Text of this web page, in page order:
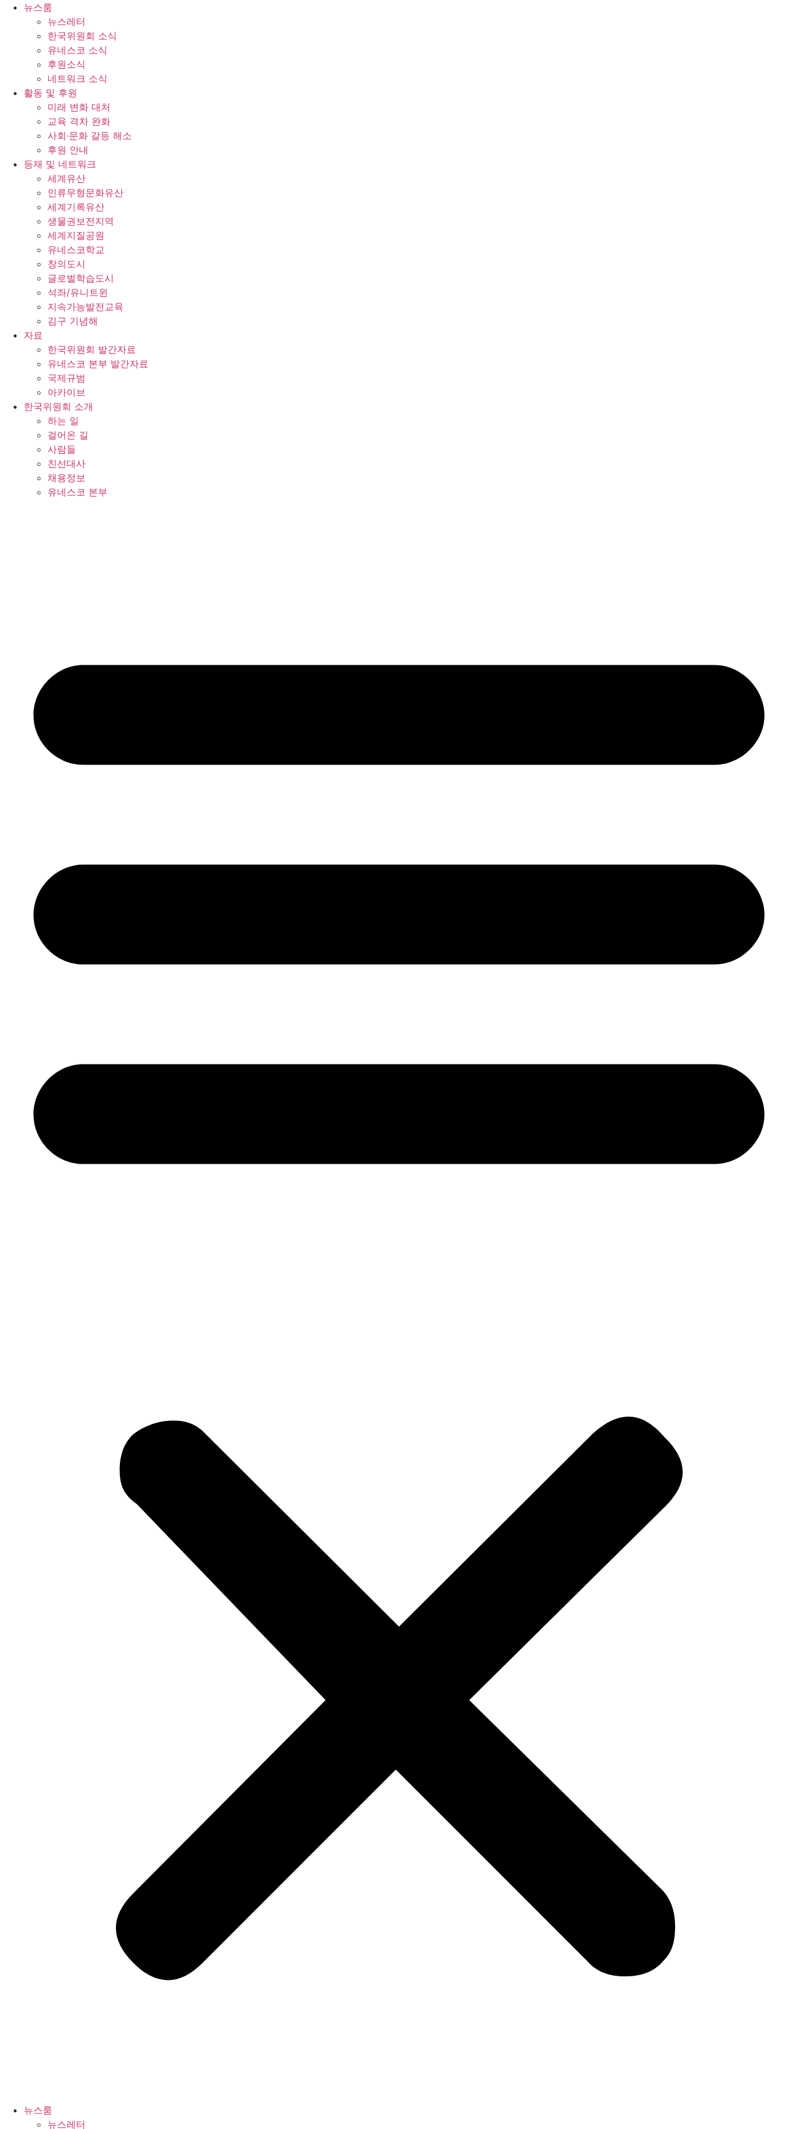
뉴스룸
뉴스레터
한국위원회 소식
유네스코 소식
후원소식
네트워크 소식
활동 및 후원
미래 변화 대처
교육 격차 완화
사회∙문화 갈등 해소
후원 안내
등재 및 네트워크
세계유산
인류무형문화유산
세계기록유산
생물권보전지역
세계지질공원
유네스코학교
창의도시
글로벌학습도시
석좌/유니트윈
지속가능발전교육
김구 기념해
자료
한국위원회 발간자료
유네스코 본부 발간자료
국제규범
아카이브
한국위원회 소개
하는 일
걸어온 길
사람들
친선대사
채용정보
유네스코 본부
뉴스룸
뉴스레터